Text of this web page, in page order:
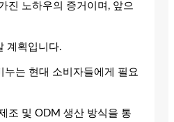
진 노하우의 증거이며, 앞으
계획입니다.
누는 현대 소비자들에게 필요
조 및 ODM 생산 방식을 통